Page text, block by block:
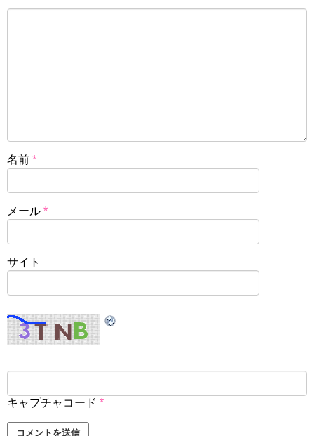
名前 *
メール *
サイト
キャプチャコード *